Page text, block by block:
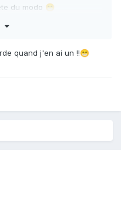
du modo 😁
quand j'en ai un !!😁